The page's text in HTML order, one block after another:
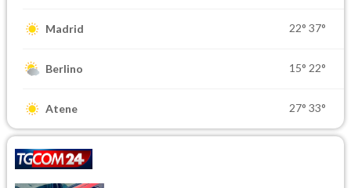
Madrid 22° 37°
Berlino 15° 22°
Atene 27° 33°